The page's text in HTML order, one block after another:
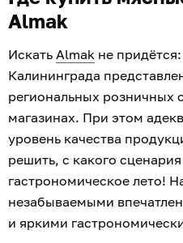
Almak
Искать Almak не
Калининграда
региональных розничных
магазинах. При этом
уровень качества
решить, с какого
гастрономическое лето!
незабываемыми
и яркими